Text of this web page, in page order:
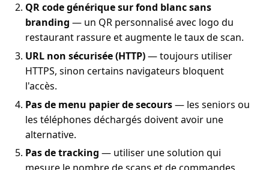
QR code générique sur fond blanc sans
branding — un QR personnalisé avec logo du
restaurant rassure et augmente le taux de scan.
URL non sécurisée (HTTP)— toujours utiliser
HTTPS, sinon certains navigateurs bloquent
l'accès.
Pas de menu papier de secours— les seniors ou
les téléphones déchargés doivent avoir une
alternative.
Pas de tracking — utiliser une solution qui